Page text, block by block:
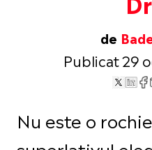
de
Publicat 29
Nu este o